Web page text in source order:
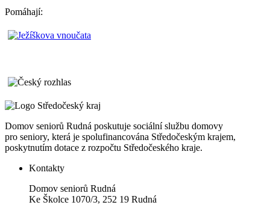
Pomáhají:
Domov seniorů Rudná poskutuje sociální službu domovy
pro seniory, která je spolufinancována Středočeským krajem,
poskytnutím dotace z rozpočtu Středočeského kraje.
Kontakty
Domov seniorů Rudná
Ke Školce 1070/3, 252 19 Rudná